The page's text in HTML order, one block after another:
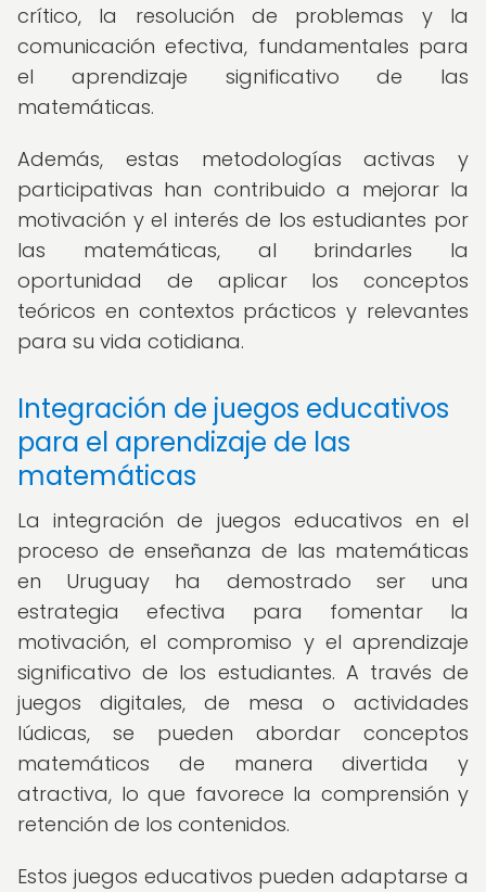
crítico, la resolución de problemas y la
comunicación efectiva, fundamentales para
el aprendizaje significativo de las
matemáticas.
Además, estas metodologías activas y
participativas han contribuido a mejorar la
motivación y el interés de los estudiantes por
las matemáticas, al brindarles la
oportunidad de aplicar los conceptos
teóricos en contextos prácticos y relevantes
para su vida cotidiana.
Integración de juegos educativos
para el aprendizaje de las
matemáticas
La integración de juegos educativos en el
proceso de enseñanza de las matemáticas
en Uruguay ha demostrado ser una
estrategia efectiva para fomentar la
motivación, el compromiso y el aprendizaje
significativo de los estudiantes. A través de
juegos digitales, de mesa o actividades
lúdicas, se pueden abordar conceptos
matemáticos de manera divertida y
atractiva, lo que favorece la comprensión y
retención de los contenidos.
Estos juegos educativos pueden adaptarse a